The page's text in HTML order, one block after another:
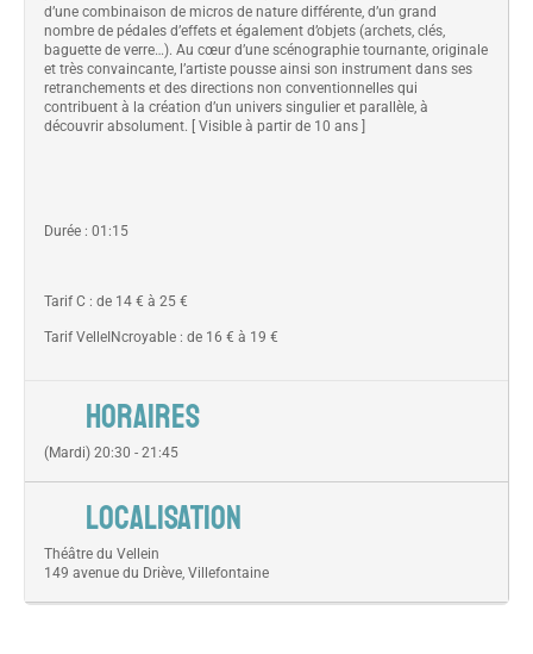
d’une combinaison de micros de nature différente, d’un grand
nombre de pédales d’effets et également d’objets (archets, clés,
baguette de verre…). Au cœur d’une scénographie tournante, originale
et très convaincante, l’artiste pousse ainsi son instrument dans ses
retranchements et des directions non conventionnelles qui
contribuent à la création d’un univers singulier et parallèle, à
découvrir absolument. [ Visible à partir de 10 ans ]
Durée : 01:15
Tarif C : de 14 € à 25 €
Tarif VelleINcroyable : de 16 € à 19 €
HORAIRES
(Mardi) 20:30 - 21:45
LOCALISATION
Théâtre du Vellein
149 avenue du Driève, Villefontaine